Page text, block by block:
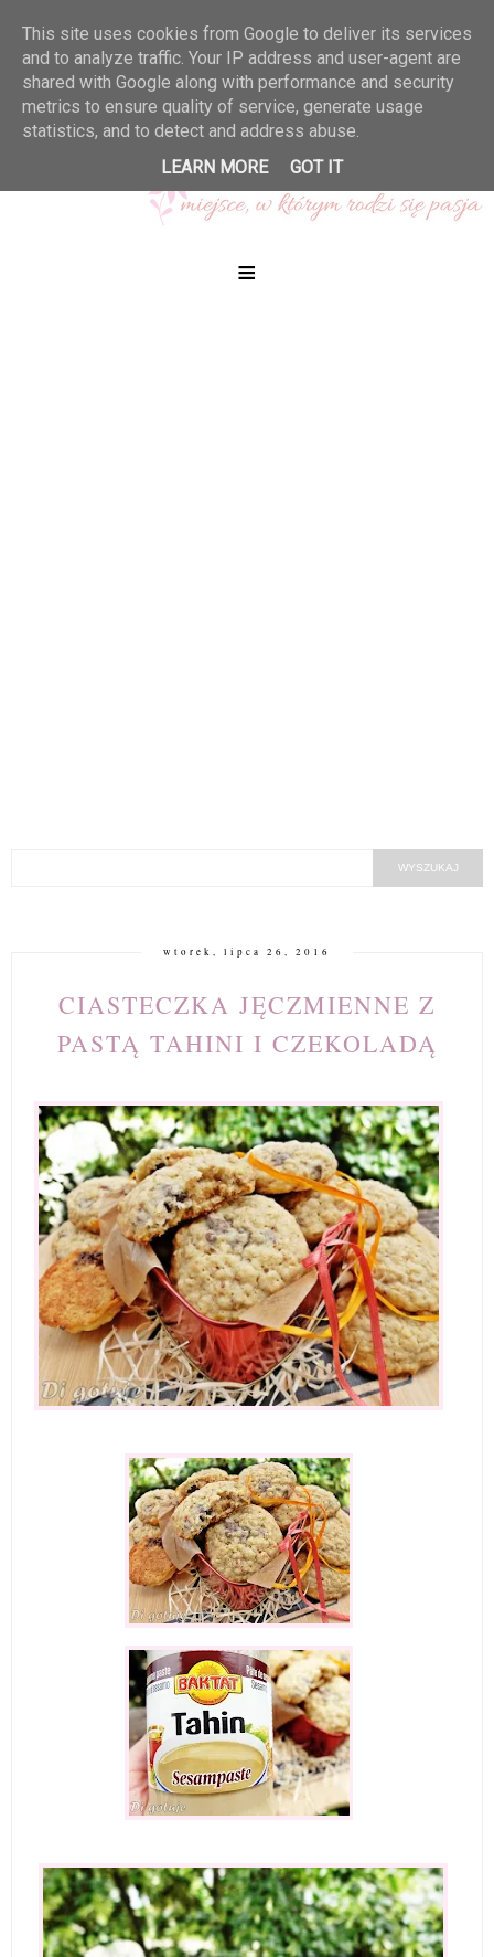
≡
wtorek, lipca 26, 2016
CIASTECZKA JĘCZMIENNE Z
PASTĄ TAHINI I CZEKOLADĄ
This site uses cookies from Google to deliver its services
and to analyze traffic. Your IP address and user-agent are
shared with Google along with performance and security
metrics to ensure quality of service, generate usage
statistics, and to detect and address abuse.
LEARN MORE
GOT IT